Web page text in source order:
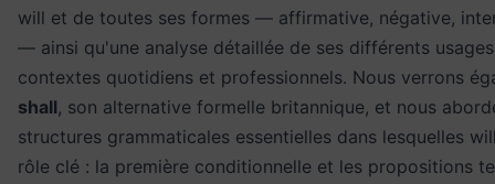
will et de toutes ses formes — affirmative, négative,
— ainsi qu'une analyse détaillée de ses différents
contextes quotidiens et professionnels. Nous verrons
shall, son alternative formelle britannique, et nous
structures grammaticales essentielles dans lesquelles
rôle clé : la première conditionnelle et les propositions